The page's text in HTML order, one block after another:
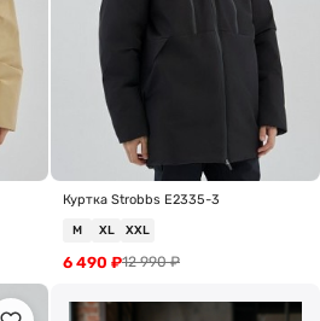
Куртка Strobbs E2335-3
M XL XXL
12 990₽
6 490 ₽